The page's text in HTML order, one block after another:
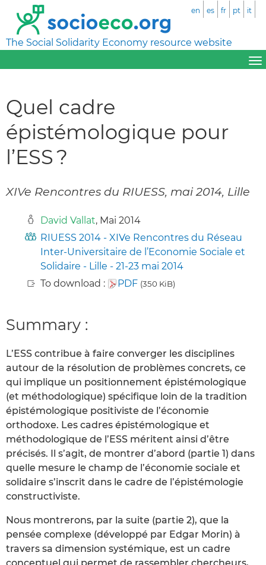
The Social Solidarity Economy resource website
en es fr pt it
Quel cadre
épistémologique pour
l’ESS ?
XIVe Rencontres du RIUESS, mai 2014, Lille
David Vallat, Mai 2014
RIUESS 2014 - XIVe Rencontres du Réseau
Inter-Universitaire de l’Economie Sociale et
Solidaire - Lille - 21-23 mai 2014
To download :
PDF (350 KiB)
Summary :
L’ESS contribue à faire converger les disciplines
autour de la résolution de problèmes concrets, ce
qui implique un positionnement épistémologique
(et méthodologique) spécifique loin de la tradition
épistémologique positiviste de l’économie
orthodoxe. Les cadres épistémologique et
méthodologique de l’ESS méritent ainsi d’être
précisés. Il s’agit, de montrer d’abord (partie 1) dans
quelle mesure le champ de l’économie sociale et
solidaire s’inscrit dans le cadre de l’épistémologie
constructiviste.
Nous montrerons, par la suite (partie 2), que la
pensée complexe (développé par Edgar Morin) à
travers sa dimension systémique, est un cadre